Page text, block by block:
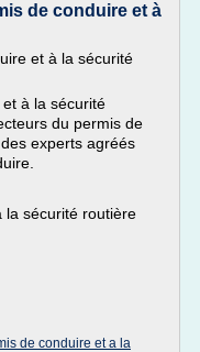
de conduire et à
et à la sécurité
à la sécurité
du permis de
experts agréés
la sécurité routière
de conduire et a la